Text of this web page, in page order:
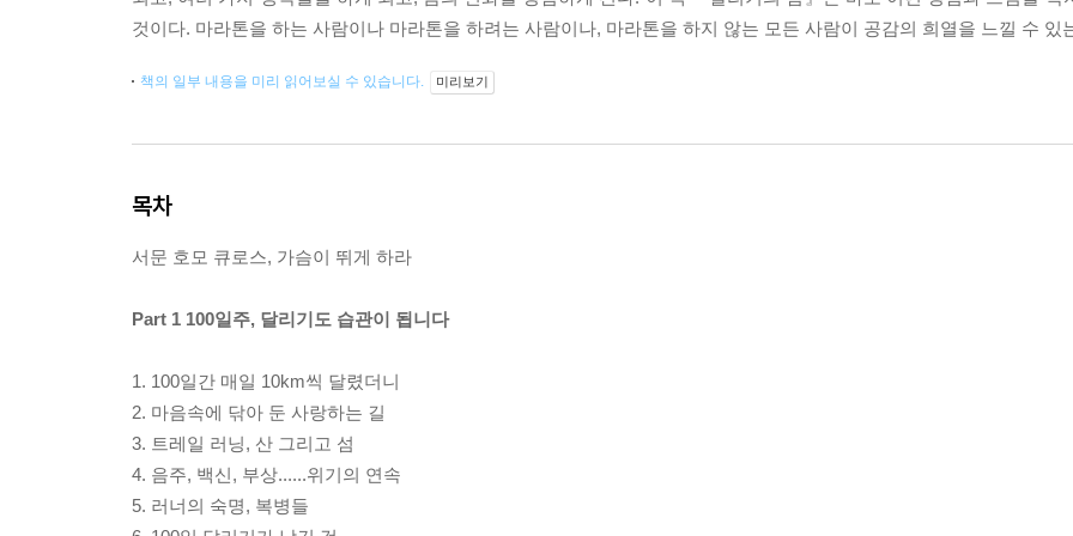
것이다. 마라톤을 하는 사람이나 마라톤을 하려는 사람이나, 마라톤을 하지 않는 모든 사람이 공감의 희열을 느낄 수 있
책의 일부 내용을 미리 읽어보실 수 있습니다. 미리보기
목차
서문 호모 큐로스, 가슴이 뛰게 하라
Part 1 100일주, 달리기도 습관이 됩니다
1. 100일간 매일 10km씩 달렸더니
2. 마음속에 닦아 둔 사랑하는 길
3. 트레일 러닝, 산 그리고 섬
4. 음주, 백신, 부상......위기의 연속
5. 러너의 숙명, 복병들